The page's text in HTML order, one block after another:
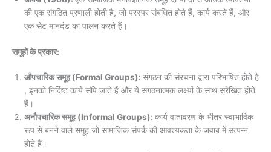
की एक संगठित प्रणाली होती है, जो परस्पर संबंधित होते हैं, कार्य करते हैं, और
एक सेट मानदंड का पालन करते हैं।
समूहों के प्रकार:
औपचारिक समूह (Formal Groups): संगठन की संरचना द्वारा परिभाषित होते है
, इनको निर्दिष्ट कार्य सौंपे जाते हैं और ये संगठनात्मक लक्ष्यों के साथ संरेखित होते
हैं।
अनौपचारिक समूह (Informal Groups): कार्य वातावरण के भीतर स्वाभाविक
रूप से बनने वाले समूह जो सामाजिक संपर्क की आवश्यकता के जवाब में उत्पन्न
होते हैं।